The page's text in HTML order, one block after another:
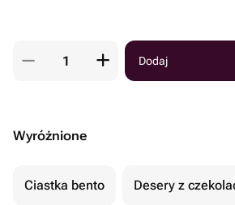
Dodaj
Wyróżnione
Ciastka bento Desery z